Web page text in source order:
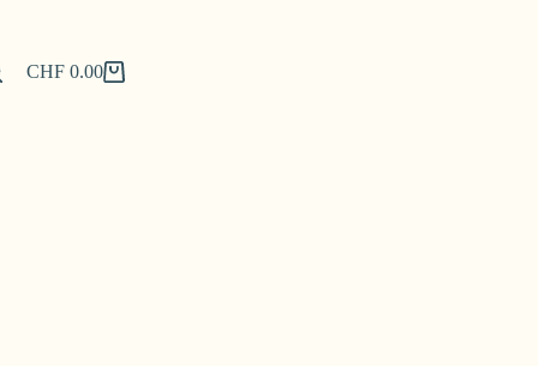
Shopping
CHF 0.00